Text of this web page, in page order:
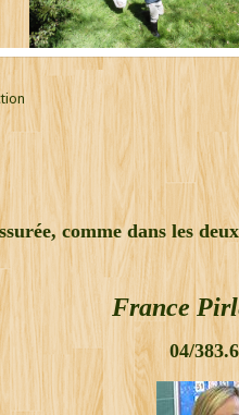
comme dans les
France
04/